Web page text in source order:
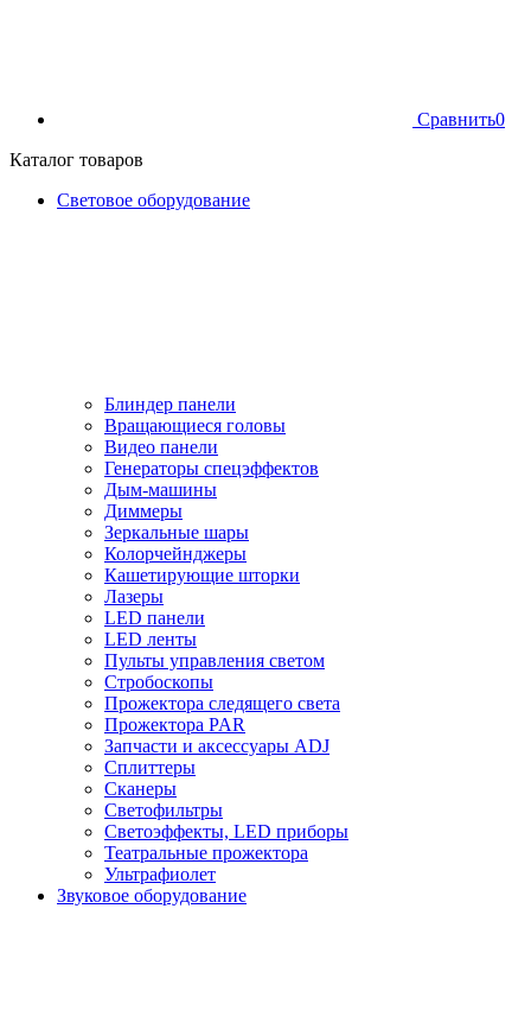
Сравнить0
Каталог товаров
Световое оборудование
Блиндер панели
Вращающиеся головы
Видео панели
Генераторы спецэффектов
Дым-машины
Диммеры
Зеркальные шары
Колорчейнджеры
Кашетирующие шторки
Лазеры
LED панели
LED ленты
Пульты управления светом
Стробоскопы
Прожектора следящего света
Прожектора PAR
Запчасти и аксессуары ADJ
Сплиттеры
Сканеры
Светофильтры
Светоэффекты, LED приборы
Театральные прожектора
Ультрафиолет
Звуковое оборудование